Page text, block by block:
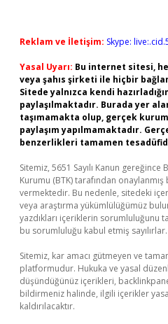
Reklam ve İletişim: Skype:
Yasal Uyarı: Bu internet sitesi,
veya şahıs şirketi ile hiçbir
Sitede yalnızca kendi
paylaşılmaktadır. Burada yer
taşımamakta olup, gerçek
paylaşım yapılmamaktadır.
benzerlikleri tamamen
Sitemiz, 5651 Sayılı Kanun
Kurumu (BTK) tarafından
vermektedir. Bu nedenle, sitedeki
veya araştırma yükümlülüğümüz
yazdıkları içeriklerin sorumluluğunu
bu sorumluluğu kabul etmiş sayılırlar.
Sitemiz, kar amacı gütmeyen ve
platformudur. Hukuka ve yasal
düşündüğünüz içerikleri,
bildirmeniz halinde, ilgili içerikler
kaldırılacaktır.